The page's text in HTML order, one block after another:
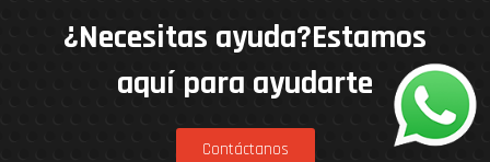
¿Necesitas ayuda?Estamos
aquí para ayudarte
Contáctanos